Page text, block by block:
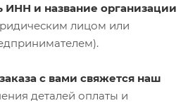
ИНН и название организации
лицом или
с вами свяжется наш
деталей оплаты и